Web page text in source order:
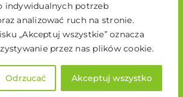
indywidualnych potrzeb
analizować ruch na stronie.
„Akceptuj wszystkie” oznacza
przez nas plików cookie.
Odrzucać Akceptuj wszystko
Stowarzyszenie Energetyki Wiatrowej